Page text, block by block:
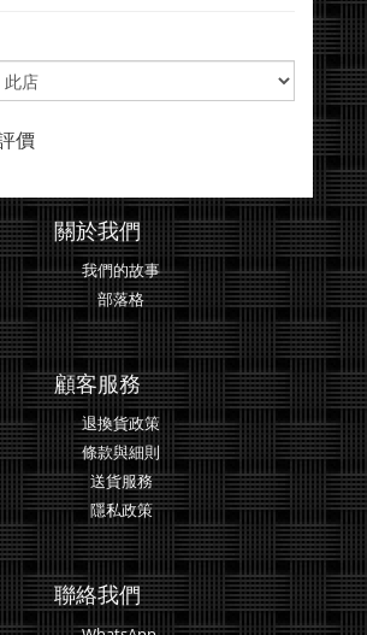
價
關於我們
我們的故事
部落格
顧客服務
退換貨政策
條款與細則
送貨服務
隱私政策
聯絡我們